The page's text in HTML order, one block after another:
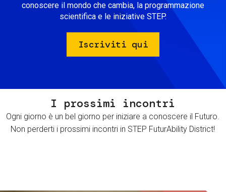
conoscere il mondo che cambia, la programmazione
scientifica e le iniziative STEP.
Iscriviti qui
I prossimi incontri
Ogni giorno è un bel giorno per iniziare a conoscere il Futuro.
Non perderti i prossimi incontri in STEP FuturAbility District!